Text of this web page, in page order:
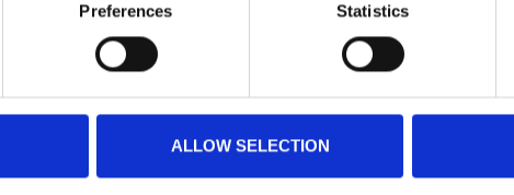
Preferences Statistics
ALLOW SELECTION